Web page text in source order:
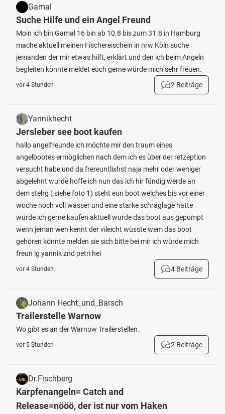
Gamal
Suche Hilfe und ein Angel Freund
Moin ich bin Gamal 16 bin ab 10.8 bis zum 31.8 in Hamburg
mache aktuell meinen Fischereischein in nrw Köln suche
jemanden der mir etwas hilft, erklärt und den ich beim Angeln
begleiten könnte meldet euch gerne würde mich sehr freuen.
vor 4 Stunden 2 Beiträge
Yannikhecht
Jersleber see boot kaufen
hallo angelfreunde ich möchte mir den traum eines
angelbootes ermöglichen nach dem ich es über der retzeption
versucht habe und da frereuntlixhst naja mehr oder weniger
abgelehnt wurde hoffe ich nun das ich hir fündig werde an
dem stehg ( siehe foto 1) steht eun boot welches bis vor einer
woche noch voll wasser und eine starke schräglage hatte
würde ich gerne kaufen aktuell wurde das boot aus gepumpt
wenn jeman wen kennt der vileicht wüsste wem das boot
gehören könnte melden sie sich bitte bei mir ich würde mich
freun lg yannik znd petri hei
vor 4 Stunden 4 Beiträge
Johann Hecht_und_Barsch
Trailerstelle Warnow
Wo gibt es an der Warnow Trailerstellen.
vor 5 Stunden 2 Beiträge
Dr.Fischberg
Karpfenangeln= Catch and
Release=nööö, der ist nur vom Haken